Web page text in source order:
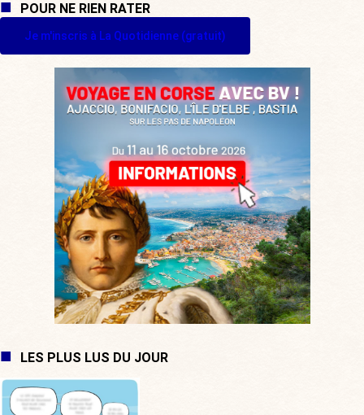
POUR NE RIEN RATER
Je m'inscris à La Quotidienne (gratuit)
LES PLUS LUS DU JOUR